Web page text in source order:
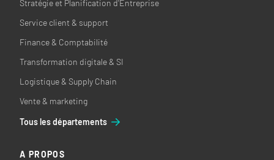
Stratégie et Planification d'Entreprise
Service client & support
Finance & Comptabilité
Transformation digitale & SI
Logistique & Supply Chain
Vente & marketing
Tous les départements
A PROPOS